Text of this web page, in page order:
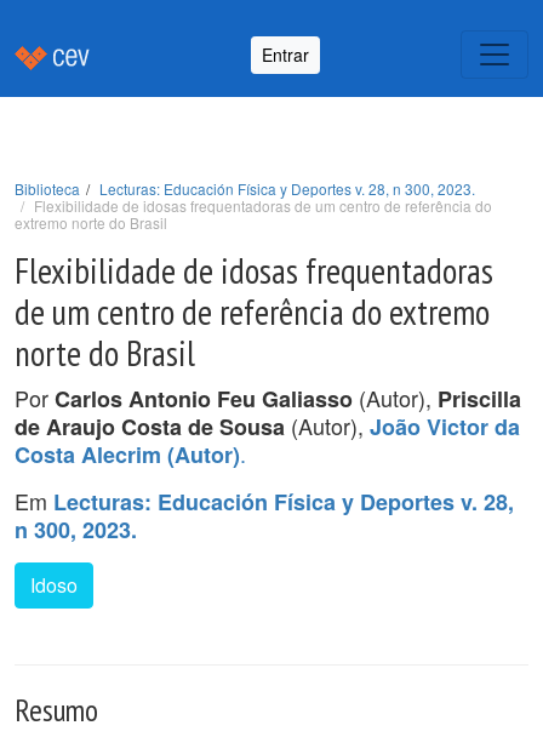
Entrar
Biblioteca
Lecturas: Educación Física y Deportes v. 28, n 300, 2023.
Flexibilidade de idosas frequentadoras de um centro de referência do
extremo norte do Brasil
Flexibilidade de idosas frequentadoras
de um centro de referência do extremo
norte do Brasil
PorCarlos Antonio Feu Galiasso (Autor), Priscilla
de Araujo Costa de Sousa (Autor), João Victor da
Costa Alecrim (Autor).
Em Lecturas: Educación Física y Deportes v. 28,
n 300, 2023.
Idoso
Resumo